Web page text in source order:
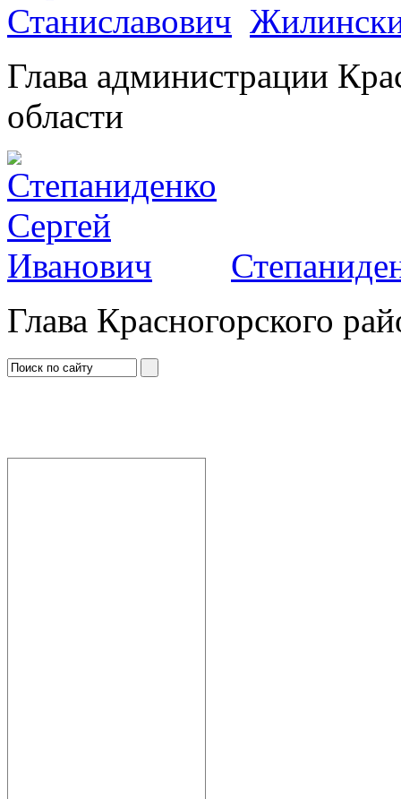
Глава администрации
области
Глава Красногорского